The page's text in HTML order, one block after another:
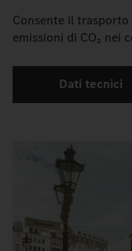
Consente il
emissioni di CO₂ nei
Dati tecnici